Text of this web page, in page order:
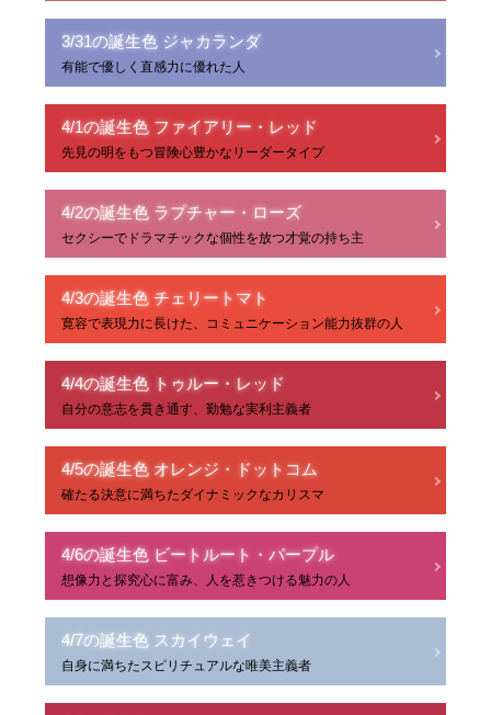
3/31の誕生色 ジャカランダ
有能で優しく直感力に優れた人
4/1の誕生色 ファイアリー・レッド
先見の明をもつ冒険心豊かなリーダータイプ
4/2の誕生色 ラプチャー・ローズ
セクシーでドラマチックな個性を放つ才覚の持ち主
4/3の誕生色 チェリートマト
寛容で表現力に長けた、コミュニケーション能力抜群の人
4/4の誕生色 トゥルー・レッド
自分の意志を貫き通す、勤勉な実利主義者
4/5の誕生色 オレンジ・ドットコム
確たる決意に満ちたダイナミックなカリスマ
4/6の誕生色 ビートルート・パープル
想像力と探究心に富み、人を惹きつける魅力の人
4/7の誕生色 スカイウェイ
自身に満ちたスピリチュアルな唯美主義者